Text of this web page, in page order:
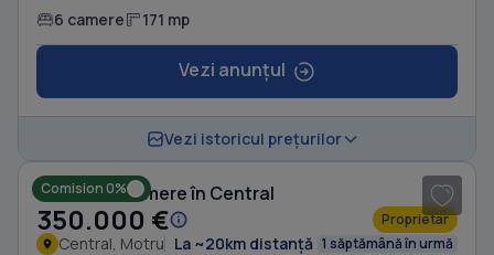
6 camere 171 mp
Vezi anunțul
Vezi istoricul prețurilor
Comision 0%
Casă cu 4 camere în Central
350.000 € Proprietar
Central, Motru La ~20km distanță 1 săptămână în urmă